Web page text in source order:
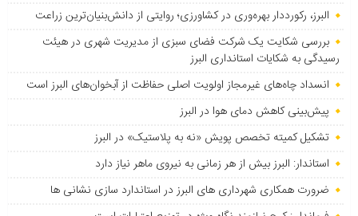
البرز، رکورددار بهره‌وری در کشاورزی؛ روایتی از دانش‌بنیان‌ترین زراعت
بررسی شکایت یک شرکت فضای سبزی از مدیریت شهری در هیئت
رسیدگی به شکایات استانداری البرز
انسداد چاه‌های غیرمجاز اولویت اصلی حفاظت از آبخوان‌های البرز است
پیش‌بینی کاهش دمای هوا در البرز
تشکیل کمیته تخصص پویش «نه به پلاستیک» در البرز
استاندار: البرز بیش از هر زمانی به نیروی ماهر نیاز دارد
ضرورت همکاری شهرداری های البرز در استاندارد سازی نشانی ها